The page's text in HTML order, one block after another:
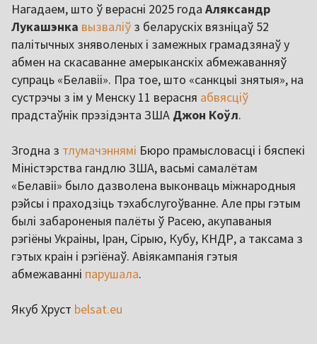
Нагадаем, што ў верасні 2025 года Аляксандр
Лукашэнка вызваліў з беларускіх вязніцаў 52
палітычных зняволеных і замежных грамадзянаў у
абмен на скасаванне амерыканскіх абмежаванняў
супраць «Белавіі». Пра тое, што «санкцыі знятыя», на
сустрэчы з ім у Менску 11 верасня абвясціў
прадстаўнік прэзідэнта ЗША Джон Коўл.
Згодна з тлумачэннямі Бюро прамысловасці і бяспекі
Міністэрства гандлю ЗША, васьмі самалётам
«Белавіі» было дазволена выконваць міжнародныя
рэйсы і праходзіць тэхабслугоўванне. Але пры гэтым
былі забароненыя палёты ў Расею, акупаваныя
рэгіёны Украіны, Іран, Сірыю, Кубу, КНДР, а таксама з
гэтых краін і рэгіёнаў. Авіякампанія гэтыя
абмежаванні парушала.
Якуб Хруст belsat.eu